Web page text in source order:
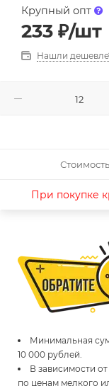
Крупный опт
233 ₽/шт
Нашли
При покупке
Минимальная
10 000 рублей.
В зависимости
по ценам мелкого